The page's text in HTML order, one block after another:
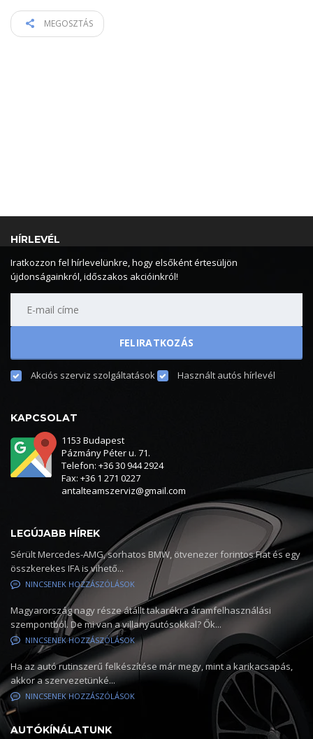
MEGOSZTÁS
HÍRLEVÉL
Iratkozzon fel hírlevelünkre, hogy elsőként értesüljön
újdonságainkról, időszakos akcióinkról!
Akciós szerviz szolgáltatások Használt autós hírlevél
KAPCSOLAT
1153 Budapest
Pázmány Péter u. 71.
Telefon: +36 30 944 2924
Fax: +36 1 271 0227
antalteamszerviz@gmail.com
LEGÚJABB HÍREK
Sérült Mercedes-AMG, sorhatos BMW, ötvenezer forintos Fiat és egy
összkerekes IFA is vihető...
NINCSENEK HOZZÁSZÓLÁSOK
Magyarország nagy része átállt takarékra áramfelhasználási
szempontból. De mi van a villanyautósokkal? Ők...
NINCSENEK HOZZÁSZÓLÁSOK
Ha az autó rutinszerű felkészítése már megy, mint a karikacsapás,
akkor a szervezetünké...
NINCSENEK HOZZÁSZÓLÁSOK
AUTÓKÍNÁLATUNK